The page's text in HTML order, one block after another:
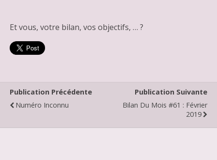
Et vous, votre bilan, vos objectifs, … ?
Publication Précédente
Numéro Inconnu
Publication Suivante
Bilan Du Mois #61 : Février
2019